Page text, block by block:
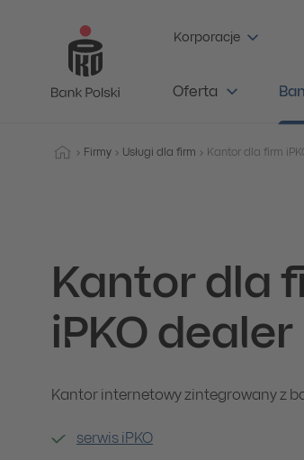
Korporacje
Oferta
Firmy Usługi dla firm Kantor dla firm
Kantor dla
iPKO dealer
Kantor internetowy zintegrowany z
serwis iPKO